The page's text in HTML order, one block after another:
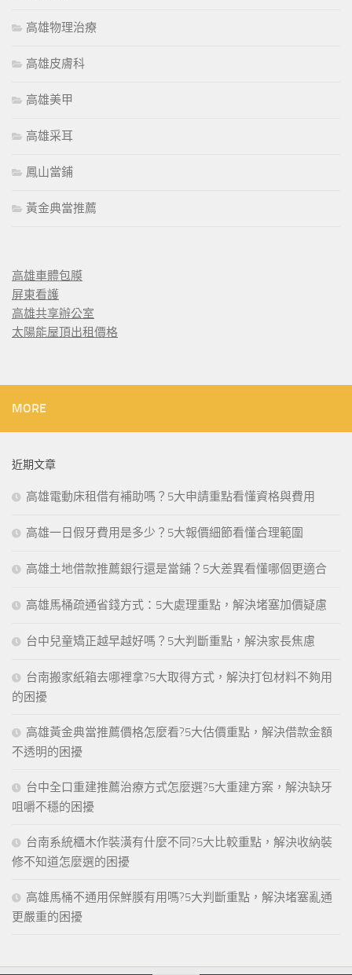
高雄物理治療
高雄皮膚科
高雄美甲
高雄采耳
鳳山當鋪
黃金典當推薦
高雄車體包膜
屏東看護
高雄共享辦公室
太陽能屋頂出租價格
MORE
近期文章
高雄電動床租借有補助嗎？5大申請重點看懂資格與費用
高雄一日假牙費用是多少？5大報價細節看懂合理範圍
高雄土地借款推薦銀行還是當鋪？5大差異看懂哪個更適合
高雄馬桶疏通省錢方式：5大處理重點，解決堵塞加價疑慮
台中兒童矯正越早越好嗎？5大判斷重點，解決家長焦慮
台南搬家紙箱去哪裡拿?5大取得方式，解決打包材料不夠用
的困擾
高雄黃金典當推薦價格怎麼看?5大估價重點，解決借款金額
不透明的困擾
台中全口重建推薦治療方式怎麼選?5大重建方案，解決缺牙
咀嚼不穩的困擾
台南系統櫃木作裝潢有什麼不同?5大比較重點，解決收納裝
修不知道怎麼選的困擾
高雄馬桶不通用保鮮膜有用嗎?5大判斷重點，解決堵塞亂通
更嚴重的困擾